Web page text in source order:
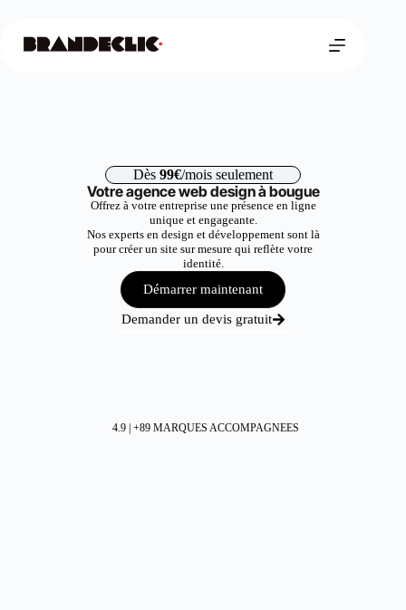
Dès 99€/mois seulement
Votre agence web design à bougue
Offrez à votre entreprise une présence en ligne
unique et engageante.
Nos experts en design et développement sont là
pour créer un site sur mesure qui reflète votre
identité.
Démarrer maintenant
Demander un devis gratuit
4.9 | +89 MARQUES ACCOMPAGNEES